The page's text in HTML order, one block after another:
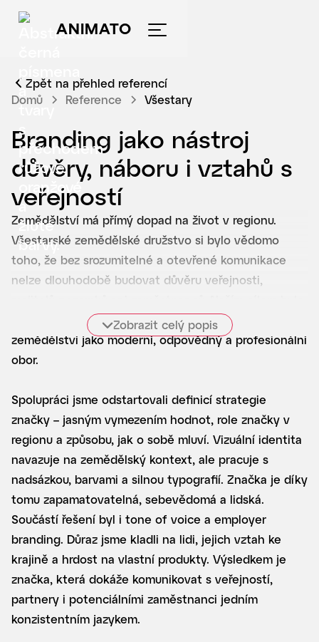
ANIMATO
Domů Reference Všestary
Zpět na přehled referencí
Branding jako nástroj
důvěry, náboru i vztahů s
veřejností
Zemědělství má přímý dopad na život v regionu.
Všestarské zemědělské družstvo si bylo vědomo
toho, že bez srozumitelné a otevřené komunikace
nelze dlouhodobě budovat důvěru veřejnosti,
pomoci značce vystoupit ze zažitých klišé a ukázat
zemědělství jako moderní, odpovědný a profesionální
obor.
Spolupráci jsme odstartovali definicí strategie
značky – jasným vymezením hodnot, role značky v
regionu a způsobu, jak o sobě mluví. Vizuální identita
navazuje na zemědělský kontext, ale pracuje s
nadsázkou, barvami a silnou typografií. Značka je díky
tomu zapamatovatelná, sebevědomá a lidská.
Součástí řešení byl i tone of voice a employer
branding. Důraz jsme kladli na lidi, jejich vztah ke
krajině a hrdost na vlastní produkty. Výsledkem je
značka, která dokáže komunikovat s veřejností,
partnery i potenciálními zaměstnanci jedním
konzistentním jazykem.
Zobrazit celý popis